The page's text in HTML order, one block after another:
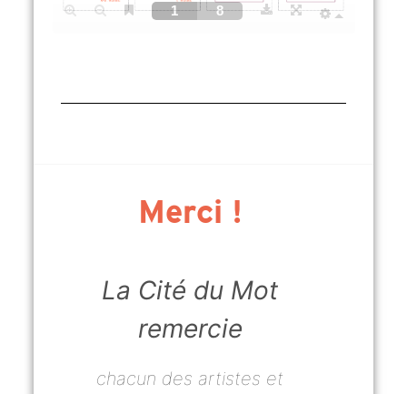
Merci !
La Cité du Mot
remercie
chacun des artistes et